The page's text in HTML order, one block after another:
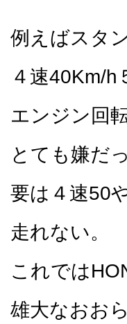
例えばスタ
４速40Km/h
エンジン回
とても嫌だ
要は４速50
走れない。
これでは
雄大なおお